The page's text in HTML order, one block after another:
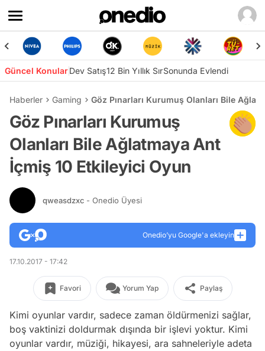
Güncel KonularDev Satış12 Bin Yıllık SırSonunda Evlendi
Haberler Gaming Göz Pınarları Kurumuş Olanları Bile
Göz Pınarları Kurumuş
Olanları Bile Ağlatmaya Ant
İçmiş 10 Etkileyici Oyun
qweasdzxc - Onedio Üyesi
Onedio’yu Google'a ekleyin
17.10.2017 - 17:42
Favori Yorum Yap Paylaş
Kimi oyunlar vardır, sadece zaman öldürmenizi sağlar,
boş vaktinizi doldurmak dışında bir işlevi yoktur. Kimi
oyunlar vardır, müziği, hikayesi, ara sahneleriyle adeta